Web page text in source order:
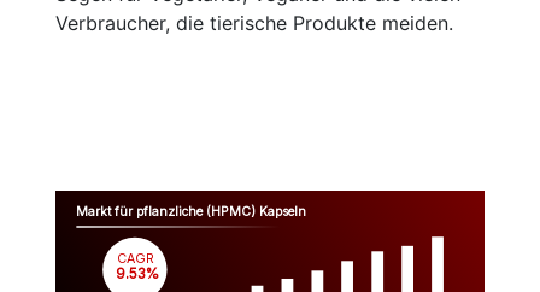
Verbraucher, die tierische Produkte meiden.
Markt für pflanzliche (HPMC) Kapseln
CAGR
9.53%